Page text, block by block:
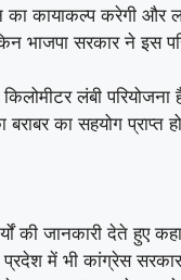
का कायाकल्प करेगी
भाजपा सरकार ने
लंबी
का सहयोग प्राप्त
की जानकारी देते
में भी कांग्रेस सरकार